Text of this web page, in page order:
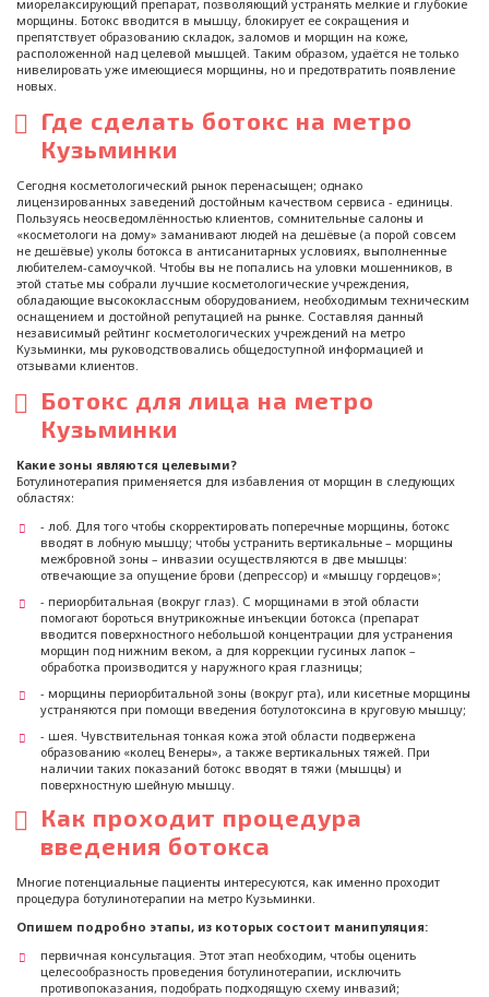
миорелаксирующий препарат, позволяющий устранять мелкие и глубокие
морщины. Ботокс вводится в мышцу, блокирует ее сокращения и
препятствует образованию складок, заломов и морщин на коже,
расположенной над целевой мышцей. Таким образом, удаётся не только
нивелировать уже имеющиеся морщины, но и предотвратить появление
новых.
Где сделать ботокс на метро
Кузьминки
Сегодня косметологический рынок перенасыщен; однако
лицензированных заведений достойным качеством сервиса - единицы.
Пользуясь неосведомлённостью клиентов, сомнительные салоны и
«косметологи на дому» заманивают людей на дешёвые (а порой совсем
не дешёвые) уколы ботокса в антисанитарных условиях, выполненные
любителем-самоучкой. Чтобы вы не попались на уловки мошенников, в
этой статье мы собрали лучшие косметологические учреждения,
обладающие высококлассным оборудованием, необходимым техническим
оснащением и достойной репутацией на рынке. Составляя данный
независимый рейтинг косметологических учреждений на метро
Кузьминки, мы руководствовались общедоступной информацией и
отзывами клиентов.
Ботокс для лица на метро
Кузьминки
Какие зоны являются целевыми?
Ботулинотерапия применяется для избавления от морщин в следующих
областях:
- лоб. Для того чтобы скорректировать поперечные морщины, ботокс
вводят в лобную мышцу; чтобы устранить вертикальные – морщины
межбровной зоны – инвазии осуществляются в две мышцы:
отвечающие за опущение брови (депрессор) и «мышцу гордецов»;
- периорбитальная (вокруг глаз). С морщинами в этой области
помогают бороться внутрикожные инъекции ботокса (препарат
вводится поверхностного небольшой концентрации для устранения
морщин под нижним веком, а для коррекции гусиных лапок –
обработка производится у наружного края глазницы;
- морщины периорбитальной зоны (вокруг рта), или кисетные морщины
устраняются при помощи введения ботулотоксина в круговую мышцу;
- шея. Чувствительная тонкая кожа этой области подвержена
образованию «колец Венеры», а также вертикальных тяжей. При
наличии таких показаний ботокс вводят в тяжи (мышцы) и
поверхностную шейную мышцу.
Как проходит процедура
введения ботокса
Многие потенциальные пациенты интересуются, как именно проходит
процедура ботулинотерапии на метро Кузьминки.
Опишем подробно этапы, из которых состоит манипуляция:
первичная консультация. Этот этап необходим, чтобы оценить
целесообразность проведения ботулинотерапии, исключить
противопоказания, подобрать подходящую схему инвазий;